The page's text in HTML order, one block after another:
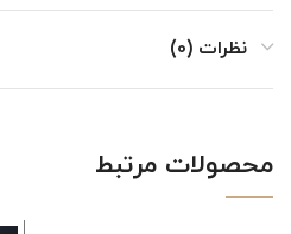
نظرات (0)
محصولات مرتبط